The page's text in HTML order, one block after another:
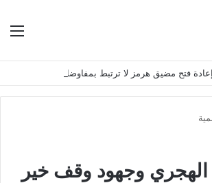
الهجري وجهود وقف خير